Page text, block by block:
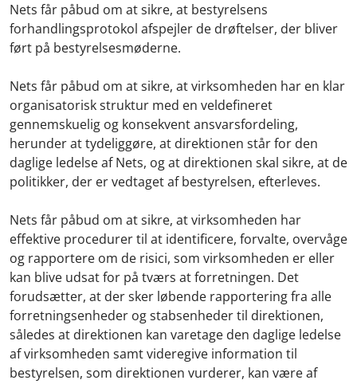
Nets får påbud om at sikre, at bestyrelsens
forhandlingsprotokol afspejler de drøftelser, der bliver
ført på bestyrelsesmøderne.
Nets får påbud om at sikre, at virksomheden har en klar
organisatorisk struktur med en veldefineret
gennemskuelig og konsekvent ansvarsfordeling,
herunder at tydeliggøre, at direktionen står for den
daglige ledelse af Nets, og at direktionen skal sikre, at de
politikker, der er vedtaget af bestyrelsen, efterleves.
Nets får påbud om at sikre, at virksomheden har
effektive procedurer til at identificere, forvalte, overvåge
og rapportere om de risici, som virksomheden er eller
kan blive udsat for på tværs at forretningen. Det
forudsætter, at der sker løbende rapportering fra alle
forretningsenheder og stabsenheder til direktionen,
således at direktionen kan varetage den daglige ledelse
af virksomheden samt videregive information til
bestyrelsen, som direktionen vurderer, kan være af